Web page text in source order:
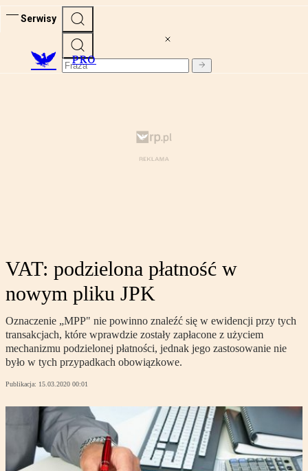
Serwisy
PRO
VAT: podzielona płatność w
nowym pliku JPK
Oznaczenie „MPP" nie powinno znaleźć się w ewidencji przy tych
transakcjach, które wprawdzie zostały zapłacone z użyciem
mechanizmu podzielonej płatności, jednak jego zastosowanie nie
było w tych przypadkach obowiązkowe.
Publikacja: 15.03.2020 00:01